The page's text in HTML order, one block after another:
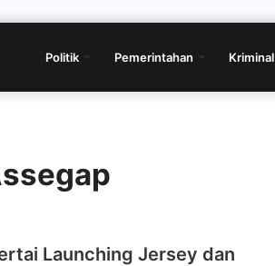
Politik Pemerintahan Kriminal
Launching Jersey dan